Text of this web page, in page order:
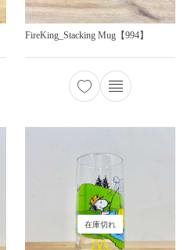
FireKing_Stacking Mug【994】
在庫切れ